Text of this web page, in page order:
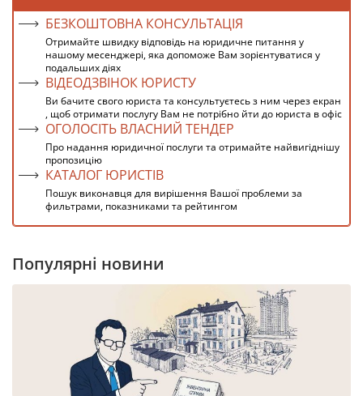
БЕЗКОШТОВНА КОНСУЛЬТАЦІЯ
Отримайте швидку відповідь на юридичне питання у
нашому месенджері, яка допоможе Вам зорієнтуватися у
подальших діях
ВІДЕОДЗВІНОК ЮРИСТУ
Ви бачите свого юриста та консультуєтесь з ним через екран
, щоб отримати послугу Вам не потрібно йти до юриста в офіс
ОГОЛОСІТЬ ВЛАСНИЙ ТЕНДЕР
Про надання юридичної послуги та отримайте найвигіднішу
пропозицію
КАТАЛОГ ЮРИСТІВ
Пошук виконавця для вирішення Вашої проблеми за
фильтрами, показниками та рейтингом
Популярні новини